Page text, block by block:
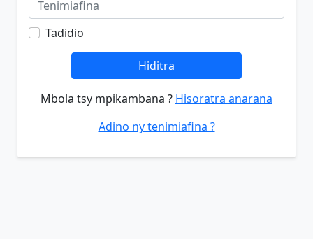
Tadidio
Hiditra
Mbola tsy mpikambana ? Hisoratra anarana
Adino ny tenimiafina ?